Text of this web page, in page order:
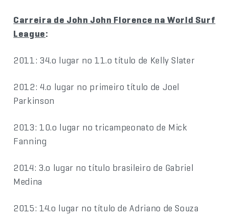
Carreira de John John Florence na World Surf
League:
2011: 34.o lugar no 11.o título de Kelly Slater
2012: 4.o lugar no primeiro título de Joel
Parkinson
2013: 10.o lugar no tricampeonato de Mick
Fanning
2014: 3.o lugar no título brasileiro de Gabriel
Medina
2015: 14.o lugar no título de Adriano de Souza